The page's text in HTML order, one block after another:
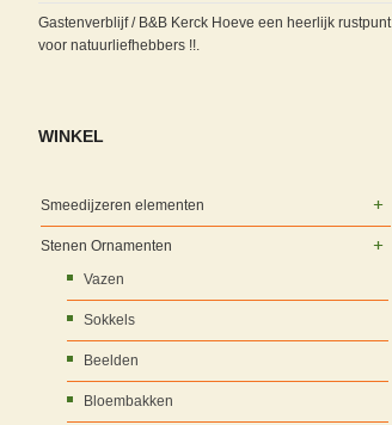
Gastenverblijf / B&B Kerck Hoeve een heerlijk rustpunt
voor natuurliefhebbers !!.
WINKEL
Smeedijzeren elementen
Stenen Ornamenten
Vazen
Sokkels
Beelden
Bloembakken